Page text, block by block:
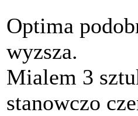
Optima
wyzsza.
Mialem 3
stanowczo